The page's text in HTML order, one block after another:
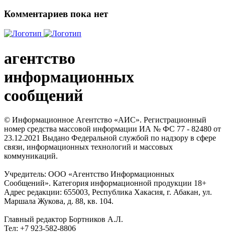
Комментариев пока нет
агентство
информационных
сообщений
© Информационное Агентство «АИС». Регистрационный
номер средства массовой информации ИА № ФС 77 - 82480 от
23.12.2021 Выдано Федеральной службой по надзору в сфере
связи, информационных технологий и массовых
коммуникаций.
Учредитель: ООО «Агентство Информационных
Сообщений». Категория информационной продукции 18+
Адрес редакции: 655003, Республика Хакасия, г. Абакан, ул.
Маршала Жукова, д. 88, кв. 104.
Главный редактор Бортников А.Л.
Тел: +7 923-582-8806